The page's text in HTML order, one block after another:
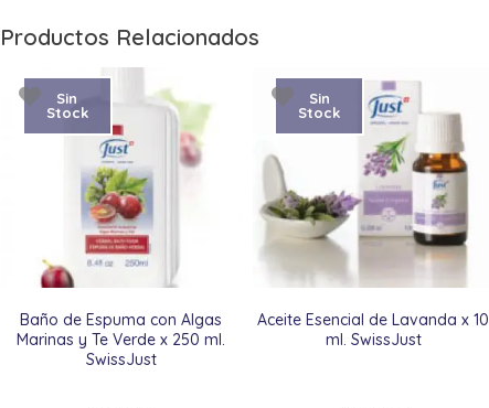
Productos Relacionados
Baño de Espuma con Algas
Marinas y Te Verde x 250 ml.
SwissJust
Sin
Stock
Aceite Esencial de Lavanda x 10
ml. SwissJust
Sin
Stock